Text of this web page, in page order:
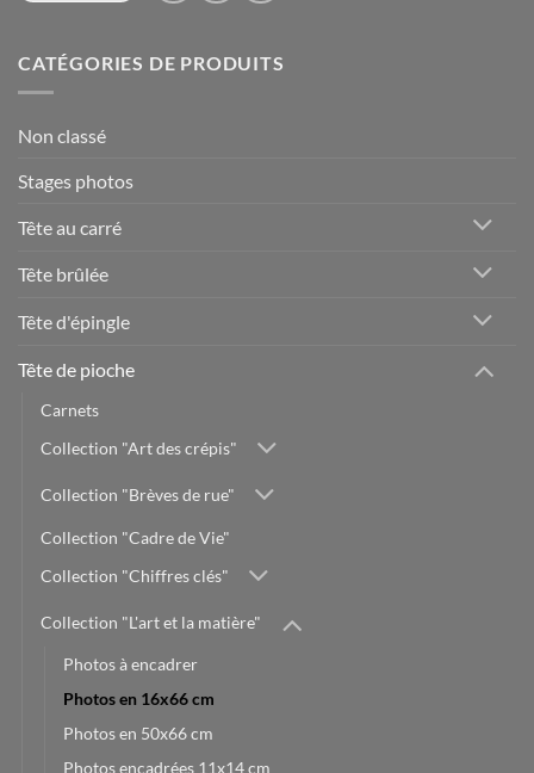
CATÉGORIES DE PRODUITS
Non classé
Stages photos
Tête au carré
Tête brûlée
Tête d'épingle
Tête de pioche
Carnets
Collection "Art des crépis"
Collection "Brèves de rue"
Collection "Cadre de Vie"
Collection "Chiffres clés"
Collection "L'art et la matière"
Photos à encadrer
Photos en 16x66 cm
Photos en 50x66 cm
Photos encadrées 11x14 cm